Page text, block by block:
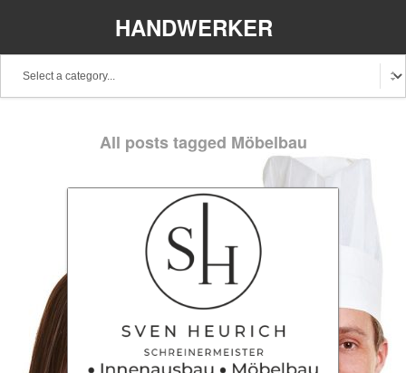
HANDWERKER
All posts tagged Möbelbau